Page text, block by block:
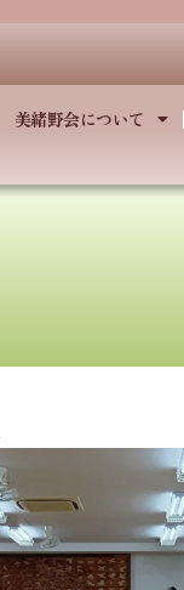
美緒野会について